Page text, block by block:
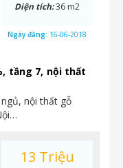
tầng 7, nội thất
nội thất gỗ
Diện tích:36 m2
Ngày đăng: 16-06-2018
13 Triệu